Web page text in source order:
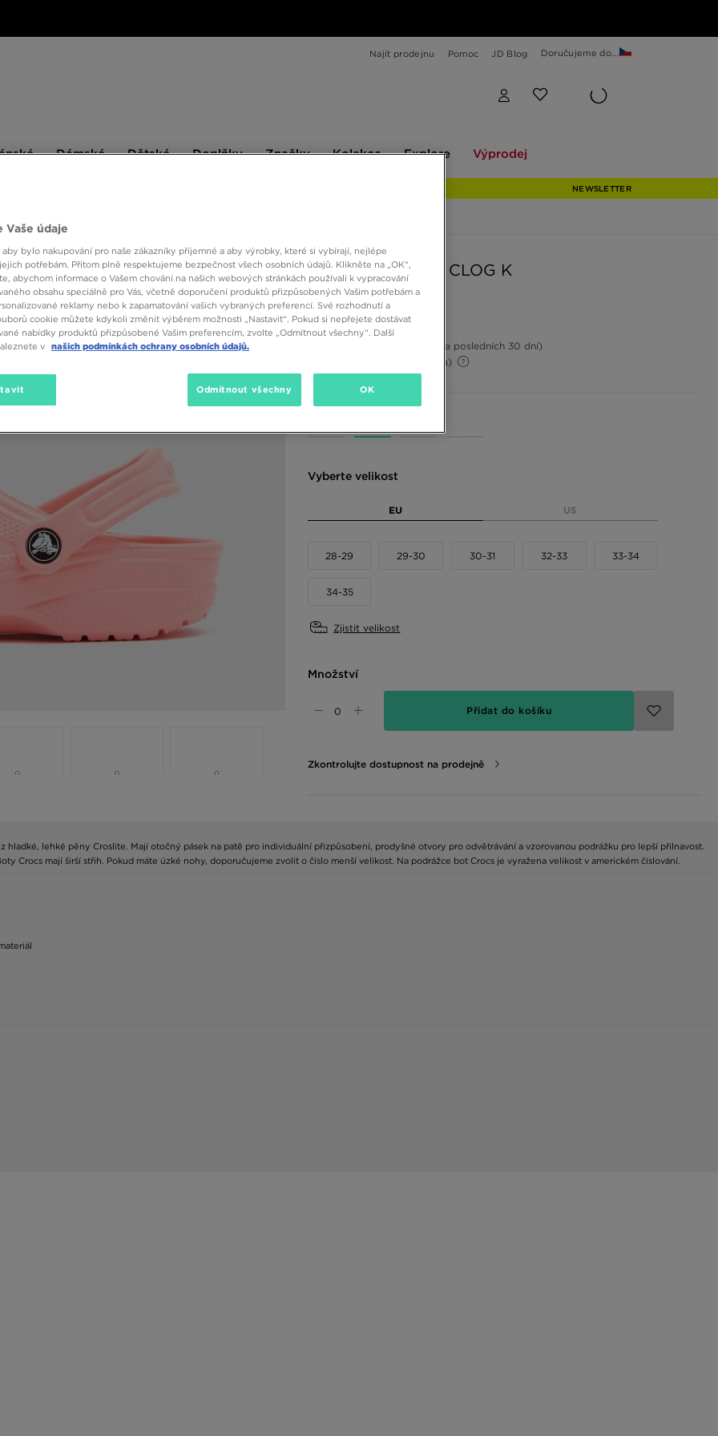
Najít prodejnu Pomoc JD Blog Doručujeme do...
Dámské Dětské Doplňky Značky Kolekce Explore Výprodej
NEWSLETTER
CROCS CLASSIC CLOG K
790 Kč
(Nejnižší cena za posledních 30 dní)
(Původní cena)
Vyberte velikost
EU US
28-29 29-30 30-31 32-33 33-34
34-35
Zjistit velikost
Množství
Přidat do košíku
Zkontrolujte dostupnost na prodejně
hladké, lehké pěny Croslite. Mají otočný pásek na patě pro individuální přizpůsobení, prodyšné otvory pro odvětrávání a vzorovanou podrážku pro lepší přilnavost.
Crocs mají širší střih. Pokud máte úzké nohy, doporučujeme zvolit o číslo menší velikost. Na podrážce bot Crocs je vyražena velikost v americkém číslování.
Vaše údaje
aby bylo nakupování pro naše zákazníky příjemné a aby výrobky, které si vybírají, nejlépe
potřebám. Přitom plně respektujeme bezpečnost všech osobních údajů. Klikněte na „OK“,
abychom informace o Vašem chování na našich webových stránkách používali k vypracování
obsahu speciálně pro Vás, včetně doporučení produktů přizpůsobených Vašim potřebám a
reklamy nebo k zapamatování vašich vybraných preferencí. Své rozhodnutí a
cookie můžete kdykoli změnit výběrem možnosti „Nastavit“. Pokud si nepřejete dostávat
nabídky produktů přizpůsobené Vašim preferencím, zvolte „Odmítnout všechny“. Další
v našich podmínkách ochrany osobních údajů.
Odmítnout všechny OK